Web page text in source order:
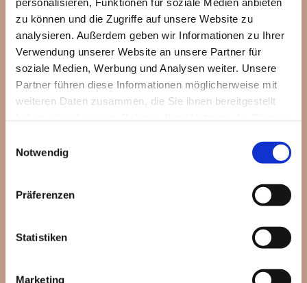
zu können und die Zugriffe auf unsere Website zu
analysieren. Außerdem geben wir Informationen zu Ihrer
Verwendung unserer Website an unsere Partner für
soziale Medien, Werbung und Analysen weiter. Unsere
Partner führen diese Informationen möglicherweise mit
weiteren Daten zusammen, die Sie ihnen bereitgestellt
Notwendig
Präferenzen
Statistiken
Marketing
Dies könnte Sie auch